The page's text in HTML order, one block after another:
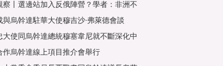
使
察丨選邊站加入反俄陣營？學者：非洲不
與烏幹達駐華大使穆吉沙·弗萊德會談
大使同烏幹達總統穆塞韋尼就不斷深化中
關
作烏幹達線上項目推介會舉行